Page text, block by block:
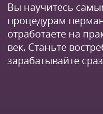
Вы научитесь
процедурам
отработаете на
век. Станьте
зарабатывайте